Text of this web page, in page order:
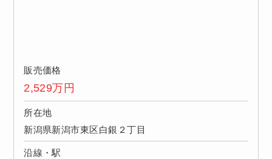
販売価格
2,529万円
所在地
新潟県新潟市東区白銀２丁目
沿線・駅